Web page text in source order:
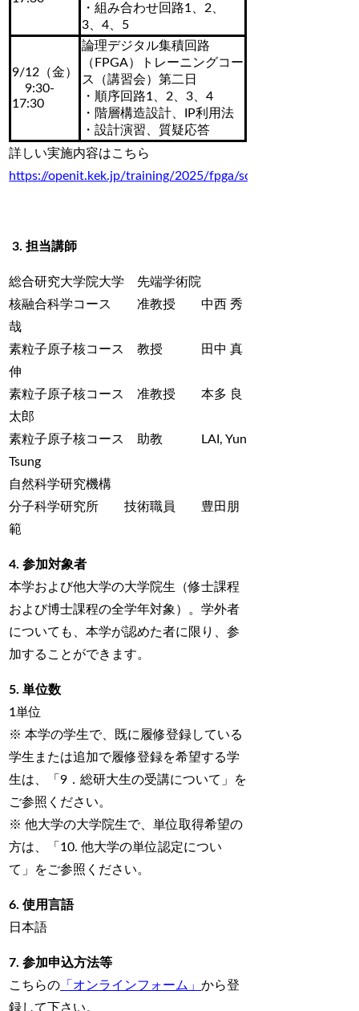
・組み合わせ回路1、2、
3、4、5
9/12（金）
9:30-
17:30
論理デジタル集積回路
（FPGA）トレーニングコー
ス（講習会）第二日
・順序回路1、2、3、4
・階層構造設計、IP利用法
・設計演習、質疑応答
詳しい実施内容はこちら
https://openit.kek.jp/training/2025/fpga/sokendai
3. 担当講師
総合研究大学院大学 先端学術院
核融合科学コース 准教授 中西 秀
哉
素粒子原子核コース 教授 田中 真
伸
素粒子原子核コース 准教授 本多 良
太郎
素粒子原子核コース 助教 LAI, Yun
Tsung
自然科学研究機構
分子科学研究所 技術職員 豊田朋
範
4. 参加対象者
本学および他大学の大学院生（修士課程
および博士課程の全学年対象）。学外者
についても、本学が認めた者に限り、参
加することができます。
5. 単位数
1単位
※ 本学の学生で、既に履修登録している
学生または追加で履修登録を希望する学
生は、「9．総研大生の受講について」を
ご参照ください。
※ 他大学の大学院生で、単位取得希望の
方は、「10. 他大学の単位認定につい
て」をご参照ください。
6. 使用言語
日本語
7. 参加申込方法等
こちらの 「オンラインフォーム」から登
録して下さい。